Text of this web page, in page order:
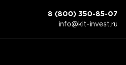
8 (800) 350-85-07
info@kit-invest.ru